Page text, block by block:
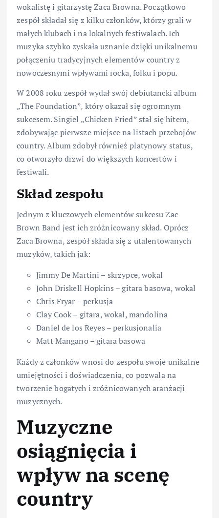
wokalistę i gitarzystę Zaca Browna. Początkowo
zespół składał się z kilku członków, którzy grali w
małych klubach i na lokalnych festiwalach. Ich
muzyka szybko zyskała uznanie dzięki unikalnemu
połączeniu tradycyjnych elementów country z
nowoczesnymi wpływami rocka, folku i popu.
W 2008 roku zespół wydał swój debiutancki album
„The Foundation”, który okazał się ogromnym
sukcesem. Singiel „Chicken Fried” stał się hitem,
zdobywając pierwsze miejsce na listach przebojów
country. Album zdobył również platynowy status,
co otworzyło drzwi do większych koncertów i
festiwali.
Skład zespołu
Jednym z kluczowych elementów sukcesu Zac
Brown Band jest ich zróżnicowany skład. Oprócz
Zaca Browna, zespół składa się z utalentowanych
muzyków, takich jak:
Jimmy De Martini – skrzypce, wokal
John Driskell Hopkins – gitara basowa, wokal
Chris Fryar – perkusja
Clay Cook – gitara, wokal, mandolina
Daniel de los Reyes – perkusjonalia
Matt Mangano – gitara basowa
Każdy z członków wnosi do zespołu swoje unikalne
umiejętności i doświadczenia, co pozwala na
tworzenie bogatych i zróżnicowanych aranżacji
muzycznych.
Muzyczne
osiągnięcia i
wpływ na scenę
country